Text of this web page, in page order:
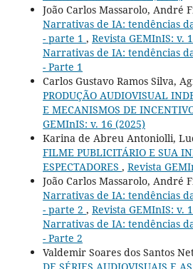
João Carlos Massarolo, André
Narrativas de IA: tendências
- parte 1 , Revista GEMInIS: v.
Narrativas de IA: tendências
- Parte 1
Carlos Gustavo Ramos Silva,
PRODUÇÃO AUDIOVISUAL
E MECANISMOS DE
GEMInIS: v. 16 (2025)
Karina de Abreu Antoniolli,
FILME PUBLICITÁRIO E SUA
ESPECTADORES , Revista
João Carlos Massarolo, André
Narrativas de IA: tendências
- parte 2 , Revista GEMInIS: v.
Narrativas de IA: tendências
- Parte 2
Valdemir Soares dos Santos